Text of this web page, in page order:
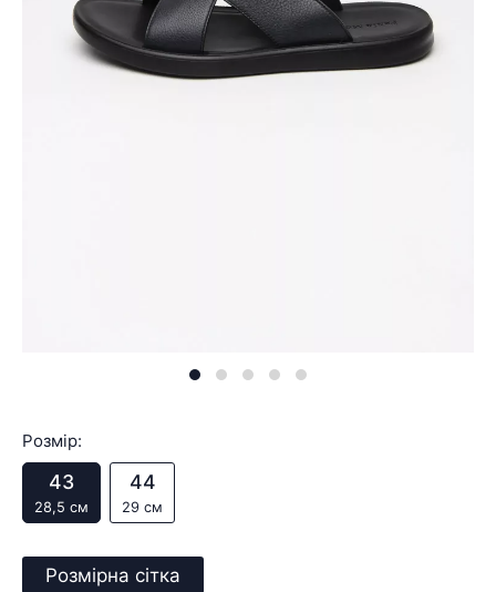
Розмір:
43
28,5 см
44
29 см
Розмірна сітка